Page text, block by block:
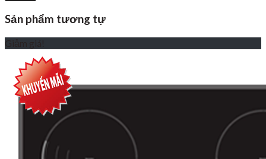
Sản phẩm tương tự